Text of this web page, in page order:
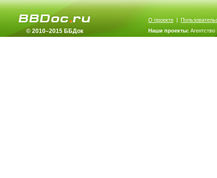
© 2010–2015 ББДок
О проекте |
Наши проекты: